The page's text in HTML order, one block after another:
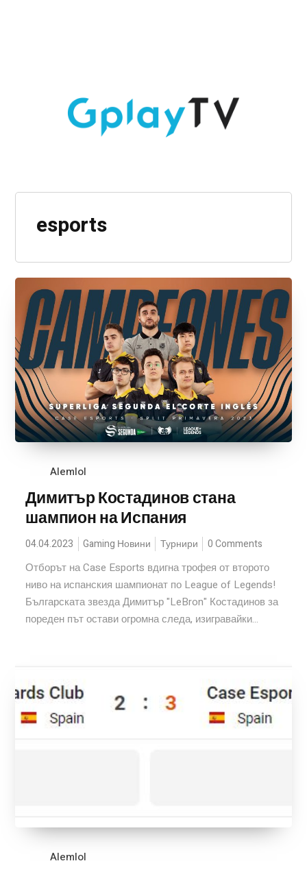
esports
Alemlol
Димитър Костадинов стана
шампион на Испания
04.04.2023 Gaming Новини Турнири 0 Comments
Отборът на Case Esports вдигна трофея от второто
ниво на испанския шампионат по League of Legends!
Българската звезда Димитър "LeBron" Костадинов за
пореден път остави огромна следа, изигравайки...
Alemlol